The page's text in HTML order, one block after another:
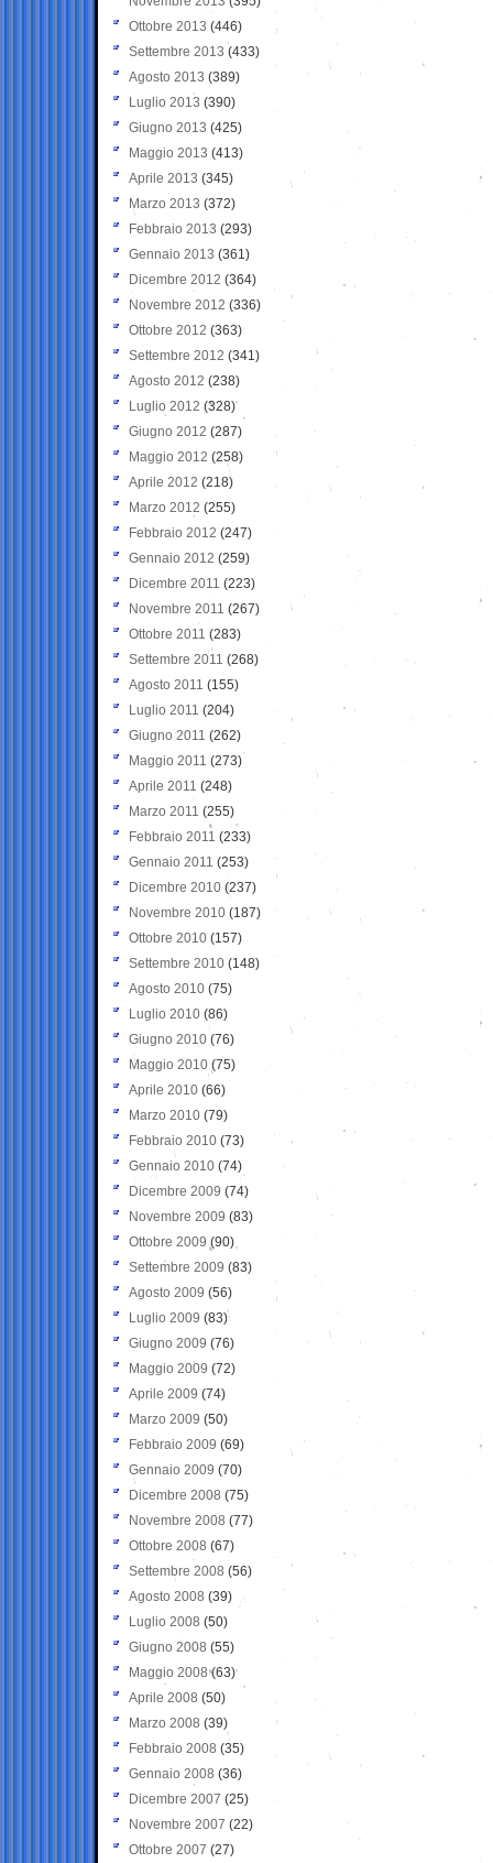
Ottobre 2013 (446)
Settembre 2013 (433)
Agosto 2013 (389)
Luglio 2013 (390)
Giugno 2013 (425)
Maggio 2013 (413)
Aprile 2013 (345)
Marzo 2013 (372)
Febbraio 2013 (293)
Gennaio 2013 (361)
Dicembre 2012 (364)
Novembre 2012 (336)
Ottobre 2012 (363)
Settembre 2012 (341)
Agosto 2012 (238)
Luglio 2012 (328)
Giugno 2012 (287)
Maggio 2012 (258)
Aprile 2012 (218)
Marzo 2012 (255)
Febbraio 2012 (247)
Gennaio 2012 (259)
Dicembre 2011 (223)
Novembre 2011 (267)
Ottobre 2011 (283)
Settembre 2011 (268)
Agosto 2011 (155)
Luglio 2011 (204)
Giugno 2011 (262)
Maggio 2011 (273)
Aprile 2011 (248)
Marzo 2011 (255)
Febbraio 2011 (233)
Gennaio 2011 (253)
Dicembre 2010 (237)
Novembre 2010 (187)
Ottobre 2010 (157)
Settembre 2010 (148)
Agosto 2010 (75)
Luglio 2010 (86)
Giugno 2010 (76)
Maggio 2010 (75)
Aprile 2010 (66)
Marzo 2010 (79)
Febbraio 2010 (73)
Gennaio 2010 (74)
Dicembre 2009 (74)
Novembre 2009 (83)
Ottobre 2009 (90)
Settembre 2009 (83)
Agosto 2009 (56)
Luglio 2009 (83)
Giugno 2009 (76)
Maggio 2009 (72)
Aprile 2009 (74)
Marzo 2009 (50)
Febbraio 2009 (69)
Gennaio 2009 (70)
Dicembre 2008 (75)
Novembre 2008 (77)
Ottobre 2008 (67)
Settembre 2008 (56)
Agosto 2008 (39)
Luglio 2008 (50)
Giugno 2008 (55)
Maggio 2008(63)
Aprile 2008 (50)
Marzo 2008 (39)
Febbraio 2008 (35)
Gennaio 2008 (36)
Dicembre 2007 (25)
Novembre 2007 (22)
Ottobre 2007 (27)